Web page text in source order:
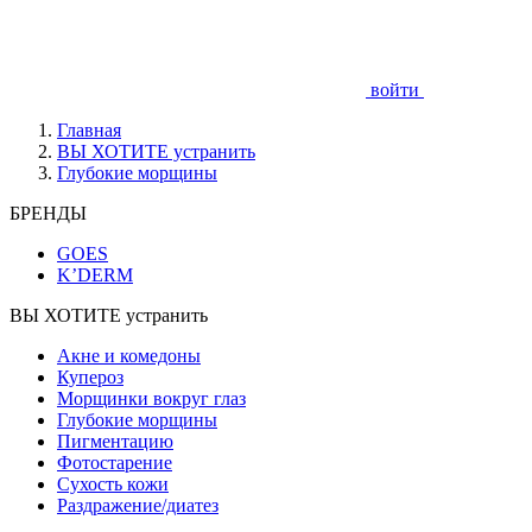
войти
Главная
ВЫ ХОТИТЕ устранить
Глубокие морщины
БРЕНДЫ
GOES
K’DERM
ВЫ ХОТИТЕ устранить
Акне и комедоны
Купероз
Морщинки вокруг глаз
Глубокие морщины
Пигментацию
Фотостарение
Сухость кожи
Раздражение/диатез